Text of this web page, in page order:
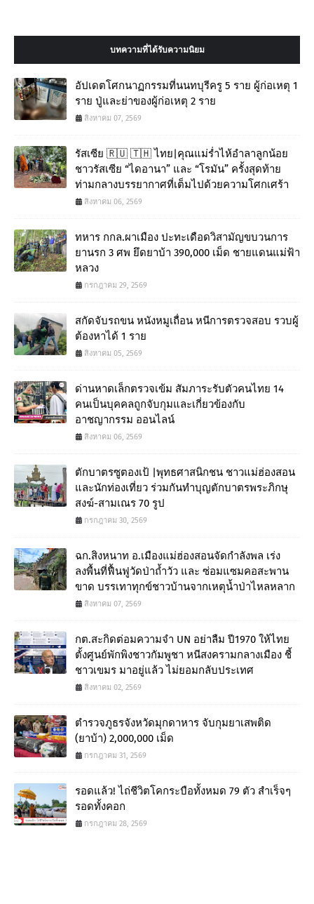
บทความที่ได้รับความนิยม
อัปเดตโศกนาฏกรรมที่นนทบุรีครู 5 ราย ผู้ก่อเหตุ 1
ราย ปู่และย่าของผู้ก่อเหตุ 2 ราย
สิงหาคม 07, 2569
รัสเซีย 🇷🇺 🇹🇭 ไทย|คุณแม่ร่ำไห้อำลาลูกน้อย
ชาวรัสเซีย “ไดอานา” และ “โรมัน” ครั้งสุดท้าย
ท่ามกลางบรรยากาศที่เต็มไปด้วยความโศกเศร้า
สิงหาคม 06, 2569
ทหาร กกล.ผาเมือง ปะทะเดือดวิสามัญขบวนการ
ยานรก 3 ศพ ยึดยาบ้า 390,000 เม็ด ชายแดนแม่ฟ้า
หลวง
กรกฎาคม 29, 2569
สกัดจับรถขน หนังหมูเถื่อน หนีการตรวจสอบ รวบผู้
ต้องหาได้ 1 ราย
สิงหาคม 05, 2569
ด่านหาดเล็กตรวจเข้ม สัมภาระรับตัวคนไทย 14
คนเป็นบุคคลถูกจับกุมและเกี่ยวข้องกับ
อาชญากรรม ออนไลน์
สิงหาคม 06, 2569
ตักบาตรซูตองเป้ |พุทธศาสนิกชน ชาวแม่ฮ่องสอน
และนักท่องเที่ยว ร่วมกันทำบุญตักบาตรพระภิกษุ
สงฆ์-สามเณร 70 รูป
กรกฎาคม 30, 2569
ฉก.สิงหนาท อ.เมืองแม่ฮ่องสอนจัดกำลังพล เร่ง
ลงพื้นที่ฟื้นฟูวัดป่าถ้ำวัว และ ซ่อมแซมคอสะพาน
ขาด บรรเทาทุกข์ชาวบ้านจากเหตุน้ำป่าไหลหลาก
สิงหาคม 07, 2569
กต.สะกิดต่อมความจำ UN อย่าลืม ปี1970 ให้ไทย
ตั้งศูนย์พักพิงชาวกัมพูชา หนีสงครามกลางเมือง ชี้
ชาวเขมร มาอยู่แล้ว ไม่ยอมกลับประเทศ
สิงหาคม 02, 2569
ตำรวจภูธรจังหวัดมุกดาหาร จับกุมยาเสพติด
(ยาบ้า) 2,000,000 เม็ด
กรกฎาคม 31, 2569
รอดแล้ว! ไถ่ชีวิตโคกระบือทั้งหมด 79 ตัว สำเร็จๆ
รอดทั้งคอก
กรกฎาคม 28, 2569